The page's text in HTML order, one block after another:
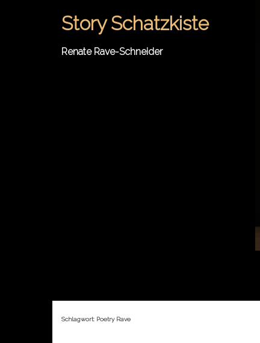
Story Schatzkiste
Renate Rave-Schneider
Schlagwort: Poetry Rave